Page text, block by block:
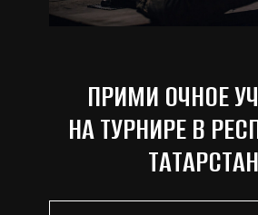
ПРИМИ ОЧНОЕ
НА ТУРНИРЕ В
ТАТАРСТАН